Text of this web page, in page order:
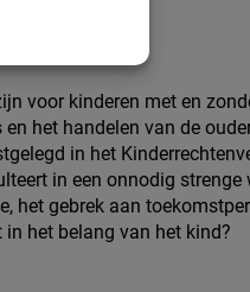
onttrekken.
voor kinderen met en
het handelen van de
in het
in een onnodig strenge
het gebrek aan
het belang van het kind?